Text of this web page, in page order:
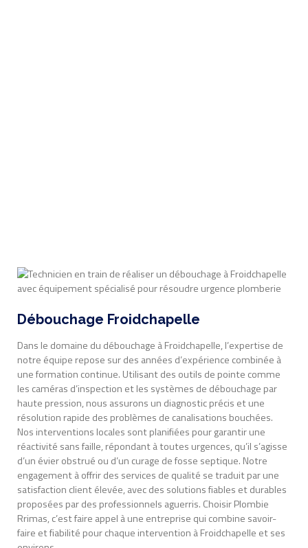
Débouchage Froidchapelle
Dans le domaine du débouchage à Froidchapelle, l’expertise de
notre équipe repose sur des années d’expérience combinée à
une formation continue. Utilisant des outils de pointe comme
les caméras d’inspection et les systèmes de débouchage par
haute pression, nous assurons un diagnostic précis et une
résolution rapide des problèmes de canalisations bouchées.
Nos interventions locales sont planifiées pour garantir une
réactivité sans faille, répondant à toutes urgences, qu’il s’agisse
d’un évier obstrué ou d’un curage de fosse septique. Notre
engagement à offrir des services de qualité se traduit par une
satisfaction client élevée, avec des solutions fiables et durables
proposées par des professionnels aguerris. Choisir Plombie
Rrimas, c’est faire appel à une entreprise qui combine savoir-
faire et fiabilité pour chaque intervention à Froidchapelle et ses